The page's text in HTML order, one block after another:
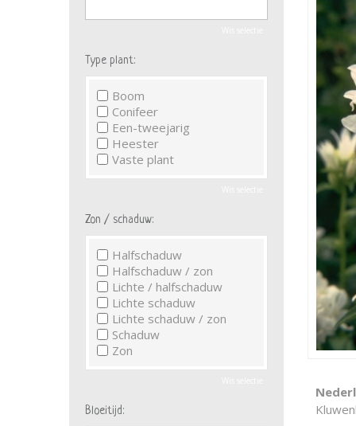
Type plant:
Boom
Conifeer
Een-tweejarig
Heester
Vaste plant
Zon / schaduw:
Halfschaduw
Halfschaduw / zon
Lichte / halfschaduw
Lichte schaduw
Lichte schaduw / zon
Schaduw
Zon
Bloeitijd: